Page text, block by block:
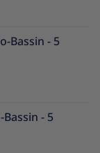
Bassin - 5
- 5